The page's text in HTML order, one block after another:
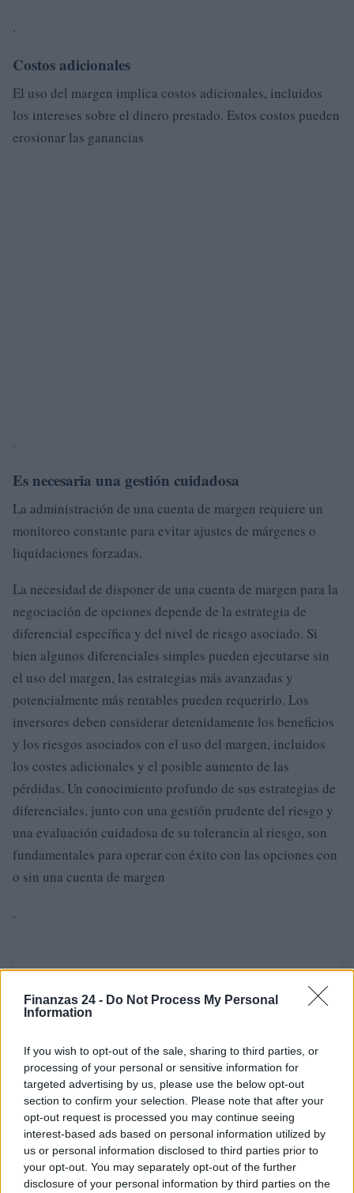
Finanzas 24 - Do Not Process My Personal
Information
If you wish to opt-out of the sale, sharing to third parties, or
processing of your personal or sensitive information for
targeted advertising by us, please use the below opt-out
section to confirm your selection. Please note that after your
opt-out request is processed you may continue seeing
interest-based ads based on personal information utilized by
us or personal information disclosed to third parties prior to
your opt-out. You may separately opt-out of the further
disclosure of your personal information by third parties on the
.
Costos adicionales
El uso del margen implica costos adicionales, incluidos
los intereses sobre el dinero prestado. Estos costos pueden
erosionar las ganancias
.
Es necesaria una gestión cuidadosa
La administración de una cuenta de margen requiere un
monitoreo constante para evitar ajustes de márgenes o
liquidaciones forzadas.
La necesidad de disponer de una cuenta de margen para la
negociación de opciones depende de la estrategia de
diferencial específica y del nivel de riesgo asociado. Si
bien algunos diferenciales simples pueden ejecutarse sin
el uso del margen, las estrategias más avanzadas y
potencialmente más rentables pueden requerirlo. Los
inversores deben considerar detenidamente los beneficios
y los riesgos asociados con el uso del margen, incluidos
los costes adicionales y el posible aumento de las
pérdidas. Un conocimiento profundo de sus estrategias de
diferenciales, junto con una gestión prudente del riesgo y
una evaluación cuidadosa de su tolerancia al riesgo, son
fundamentales para operar con éxito con las opciones con
o sin una cuenta de margen
.
Consejo editorial